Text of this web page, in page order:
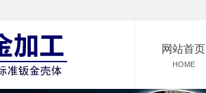
网站首页
HOME